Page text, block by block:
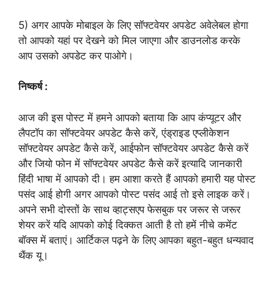
5) अगर आपके मोबाइल के लिए सॉफ्टवेयर अपडेट अवेलेबल होगा
तो आपको यहां पर देखने को मिल जाएगा और डाउनलोड करके
आप उसको अपडेट कर पाओगे।
निष्कर्ष :
आज की इस पोस्ट में हमने आपको बताया कि आप कंप्यूटर और
लैपटॉप का सॉफ्टवेयर अपडेट कैसे करें, एंड्राइड एप्लीकेशन
सॉफ्टवेयर अपडेट कैसे करें, आईफोन सॉफ्टवेयर अपडेट कैसे करें
और जियो फोन में सॉफ्टवेयर अपडेट कैसे करें इत्यादि जानकारी
हिंदी भाषा में आपको दी। हम आशा करते हैं आपको हमारी यह पोस्ट
पसंद आई होगी अगर आपको पोस्ट पसंद आई तो इसे लाइक करें।
अपने सभी दोस्तों के साथ व्हाट्सएप फेसबुक पर जरूर से जरूर
शेयर करें यदि आपको कोई दिक्कत आती है तो हमें नीचे कमेंट
बॉक्स में बताएं। आर्टिकल पढ़ने के लिए आपका बहुत-बहुत धन्यवाद
थैंक यू।